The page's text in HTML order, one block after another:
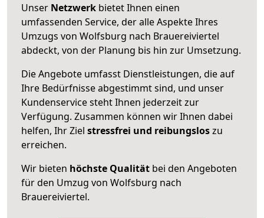
Unser Netzwerk bietet Ihnen einen
umfassenden Service, der alle Aspekte Ihres
Umzugs von Wolfsburg nach Brauereiviertel
abdeckt, von der Planung bis hin zur Umsetzung.
Die Angebote umfasst Dienstleistungen, die auf
Ihre Bedürfnisse abgestimmt sind, und unser
Kundenservice steht Ihnen jederzeit zur
Verfügung. Zusammen können wir Ihnen dabei
helfen, Ihr Ziel stressfrei und reibungsloszu
erreichen.
Wir bieten höchste Qualität bei den Angeboten
für den Umzug von Wolfsburg nach
Brauereiviertel.